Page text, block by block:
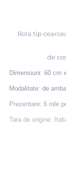
Rola tip
de
Dimensiuni: 60 cm
Modalitate: de
Prezentare: 6 role
Tara de origine: